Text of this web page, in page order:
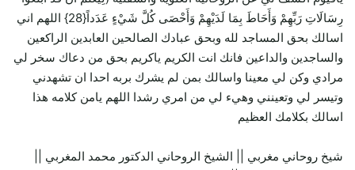
رِسَالَاتِ رَبِّهِمْ وَأَحَاطَ بِمَا لَدَيْهِمْ وَأَحْصَى كُلَّ شَيْءٍ عَدَداً{28} اللهم اني
اسالك بحق المساجد لله وبحق عبادك الصالحين العابدين الراكعين
والساجدين والداعين فانك انت الكريم ياكريم بحق من دعاك سخر لي
مرادي وكن لي معينا واسالك بمن لم يشرك بربه احدا ان تشهدني
وتيسر لي وتعينني وهيء لي من امري رشدا اللهم يامن كلامه هذا
اسالك بكلامك العظيم
شيخ روحاني مغربي || الشيخ الروحاني الدكتور محمد المغربي ||